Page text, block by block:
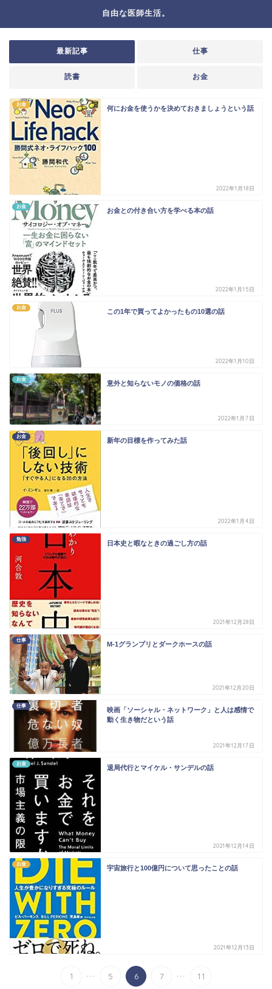
自由な医師生活。
最新記事 仕事
読書 お金
お金
何にお金を使うかを決めておきましょうという話
2022年1月18日
お金
お金との付き合い方を学べる本の話
2022年1月15日
お金
この1年で買ってよかったもの10選の話
2022年1月10日
お金
意外と知らないモノの価格の話
2022年1月7日
お金
新年の目標を作ってみた話
2022年1月4日
勉強
日本史と暇なときの過ごし方の話
2021年12月28日
仕事
M-1グランプリとダークホースの話
2021年12月20日
仕事
映画「ソーシャル・ネットワーク」と人は感情で
動く生き物だという話
2021年12月17日
お金
退局代行とマイケル・サンデルの話
2021年12月14日
お金
宇宙旅行と100億円について思ったことの話
2021年12月13日
1 ... 5 6 7 ... 11